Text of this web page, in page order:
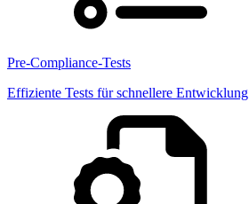
Pre-Compliance-Tests
Effiziente Tests für schnellere Entwicklung